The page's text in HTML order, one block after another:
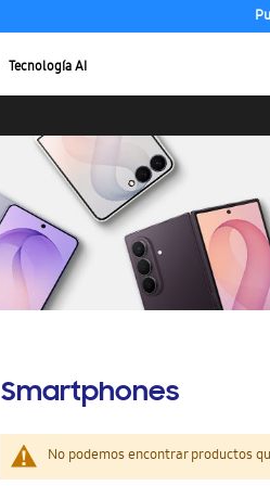
Tecnología AI
Smartphones
No podemos encontrar productos